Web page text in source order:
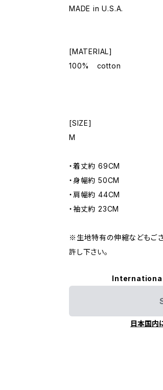
MADE in U.S.A.
[MATERIAL]
100% cotton
[SIZE]
M
・着丈約 69CM
・身幅約 50CM
・肩幅約 44CM
・袖丈約 23CM
※生地特有の伸縮などもご
許し下さい。
日本国内